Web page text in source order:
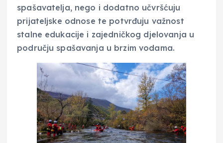
spašavatelja, nego i dodatno učvršćuju
prijateljske odnose te potvrđuju važnost
stalne edukacije i zajedničkog djelovanja u
području spašavanja u brzim vodama.